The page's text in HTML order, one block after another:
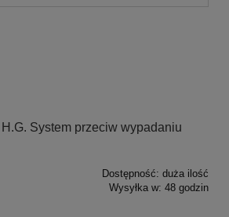
System przeciw wypadaniu
Dostępność: duża ilość
Wysyłka w: 48 godzin